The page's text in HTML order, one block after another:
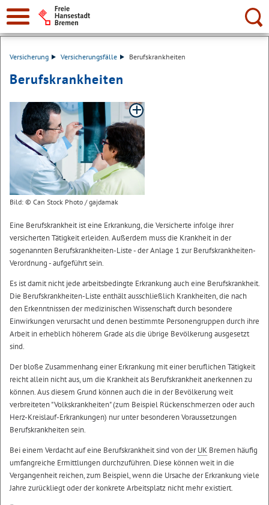
Suche:
Versicherung Versicherungsfälle Berufskrankheiten
Berufskrankheiten
Bild: © Can Stock Photo / gajdamak
Eine Berufskrankheit ist eine Erkrankung, die Versicherte infolge ihrer
versicherten Tätigkeit erleiden. Außerdem muss die Krankheit in der
sogenannten Berufskrankheiten-Liste - der Anlage 1 zur Berufskrankheiten-
Verordnung - aufgeführt sein.
Es ist damit nicht jede arbeitsbedingte Erkrankung auch eine Berufskrankheit.
Die Berufskrankheiten-Liste enthält ausschließlich Krankheiten, die nach
den Erkenntnissen der medizinischen Wissenschaft durch besondere
Einwirkungen verursacht und denen bestimmte Personengruppen durch ihre
Arbeit in erheblich höherem Grade als die übrige Bevölkerung ausgesetzt
sind.
Der bloße Zusammenhang einer Erkrankung mit einer beruflichen Tätigkeit
reicht allein nicht aus, um die Krankheit als Berufskrankheit anerkennen zu
können. Aus diesem Grund können auch die in der Bevölkerung weit
verbreiteten "Volkskrankheiten" (zum Beispiel Rückenschmerzen oder auch
Herz-Kreislauf-Erkrankungen) nur unter besonderen Voraussetzungen
Berufskrankheiten sein.
Bei einem Verdacht auf eine Berufskrankheit sind von derUK Bremen häufig
umfangreiche Ermittlungen durchzuführen. Diese können weit in die
Vergangenheit reichen, zum Beispiel, wenn die Ursache der Erkrankung viele
Jahre zurückliegt oder der konkrete Arbeitsplatz nicht mehr existiert.